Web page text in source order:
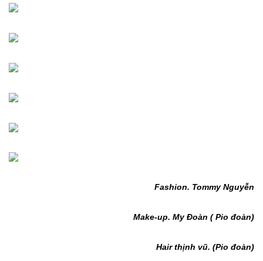
Fashion. Tommy Nguyễn
Make-up. My Đoàn ( Pio đoàn)
Hair thịnh vũ. (Pio đoàn)